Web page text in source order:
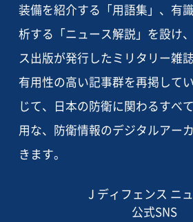
装備を紹介する「用語集」、有
析する「ニュース解説」を設け
ス出版が発行したミリタリー雑
有用性の高い記事群を再掲して
じて、日本の防衛に関わるすべ
用な、防衛情報のデジタルアー
きます。
J ディフェンス ニ
公式SNS